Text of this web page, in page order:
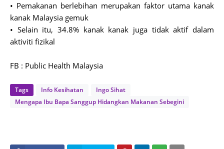
• Pemakanan berlebihan merupakan faktor utama kanak
kanak Malaysia gemuk
• Selain itu, 34.8% kanak kanak juga tidak aktif dalam
aktiviti fizikal
FB : Public Health Malaysia
Tags Info Kesihatan
Ingo Sihat
Mengapa Ibu Bapa Sanggup Hidangkan Makanan Sebegini